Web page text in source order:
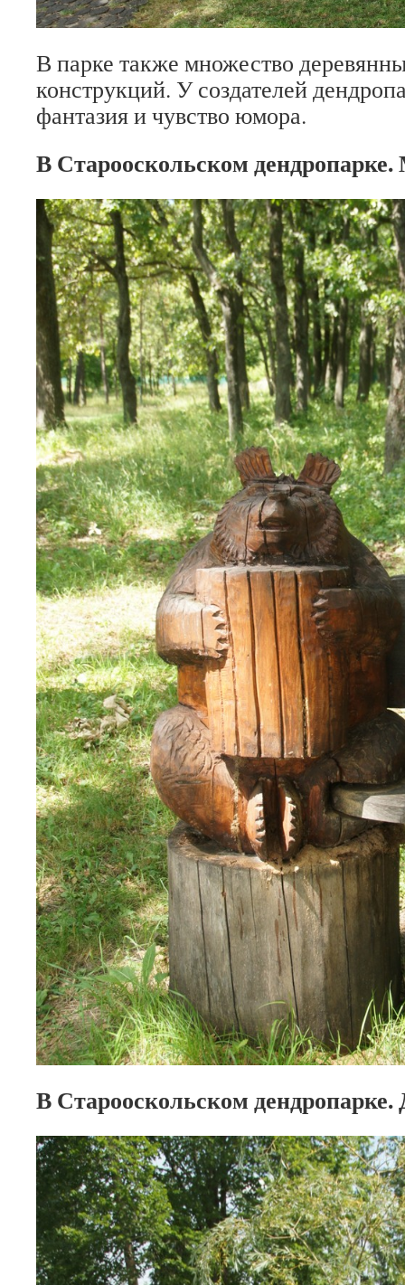
В парке также множество
конструкций. У создателей
фантазия и чувство юмора.
В Старооскольском
В Старооскольском